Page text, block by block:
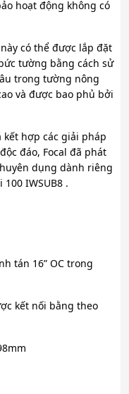
hoạt động không có
có thể được lắp đặt
tường bằng cách sử
trong tường nông
và được bao phủ bởi
hợp các giải pháp
đáo, Focal đã phát
dụng dành riêng
IWSUB8 .
tán 16” OC trong
kết nối bằng theo